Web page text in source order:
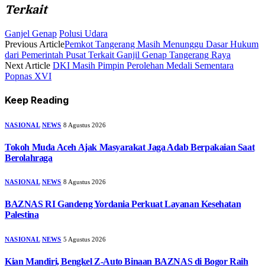
Terkait
Ganjel Genap Polusi Udara
Previous ArticlePemkot Tangerang Masih Menunggu Dasar Hukum
dari Pemerintah Pusat Terkait Ganjil Genap Tangerang Raya
Next Article DKI Masih Pimpin Perolehan Medali Sementara
Popnas XVI
Keep Reading
NASIONAL NEWS 8 Agustus 2026
Tokoh Muda Aceh Ajak Masyarakat Jaga Adab Berpakaian Saat
Berolahraga
NASIONAL NEWS 8 Agustus 2026
BAZNAS RI Gandeng Yordania Perkuat Layanan Kesehatan
Palestina
NASIONAL NEWS 5 Agustus 2026
Kian Mandiri, Bengkel Z-Auto Binaan BAZNAS di Bogor Raih